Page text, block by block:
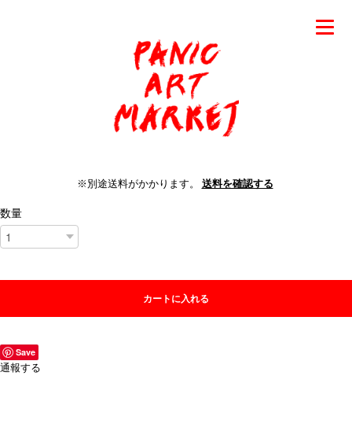
※別途送料がかかります。 送料を確認する
数量
カートに入れる
Save
通報する